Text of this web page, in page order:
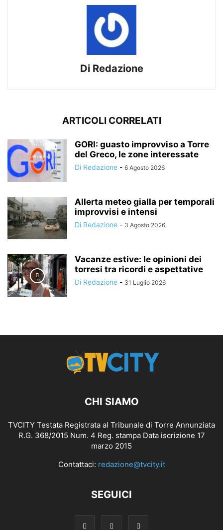
Di Redazione
ARTICOLI CORRELATI
GORI: guasto improvviso a Torre
del Greco, le zone interessate
Di Redazione - 6 Agosto 2026
Allerta meteo gialla per temporali
improvvisi e intensi
Di Redazione - 3 Agosto 2026
Vacanze estive: le opinioni dei
torresi tra ricordi e aspettative
Di Redazione - 31 Luglio 2026
CHI SIAMO
TVCITY Testata Registrata al Tribunale di Torre Annunziata
R.G. 368/2015 Num. 4 Reg. stampa Data iscrizione 17
marzo 2015
Contattaci: redazione@tvcity.it
SEGUICI